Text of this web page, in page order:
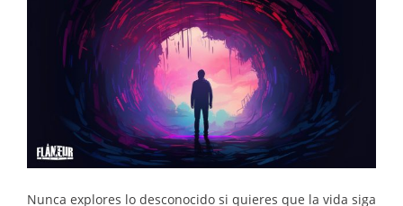
Nunca explores lo desconocido si quieres que la vida siga